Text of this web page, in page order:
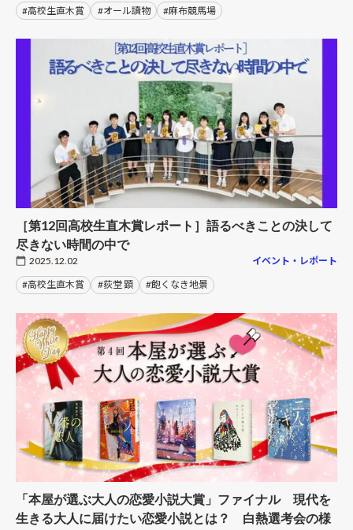
#高校生直木賞 #オール讀物 #麻布競馬場
［第12回高校生直木賞レポート］語るべきことの決して
尽きない時間の中で
2025.12.02 イベント・レポート
#高校生直木賞 #荻堂 顕 #飽くなき地景
「本屋が選ぶ大人の恋愛小説大賞」ファイナル 現代を
生きる大人に届けたい恋愛小説とは？ 白熱選考会の様